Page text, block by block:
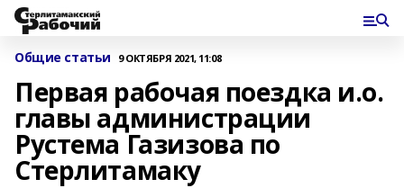
Общие статьи 9 ОКТЯБРЯ 2021, 11:08
Первая рабочая поездка и.о.
главы администрации
Рустема Газизова по
Стерлитамаку